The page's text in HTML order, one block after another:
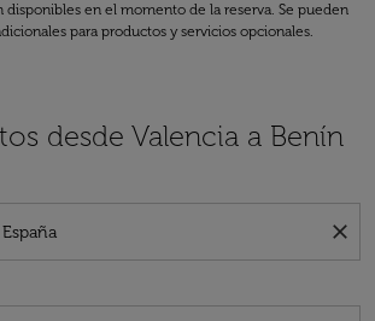
disponibles en el momento de la reserva. Se pueden
para productos y servicios opcionales.
desde Valencia a Benín
close